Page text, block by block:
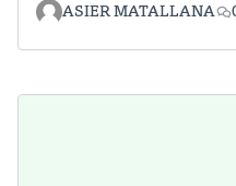
ASIER MATALLANA